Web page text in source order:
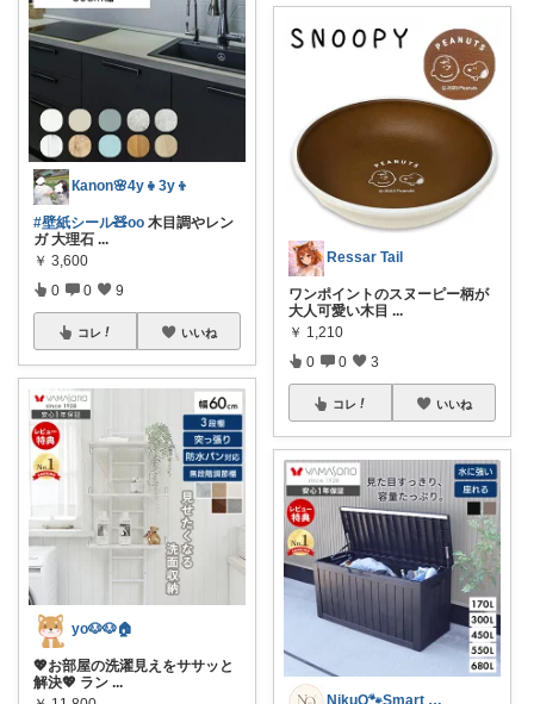
Кanon🌸4y👧3y👦
#壁紙シール🧸oo 木目調やレン
ガ 大理石 ...
￥ 3,600
0 0 9
コレ いいね
yo🐶🐶🏠
💖お部屋の洗濯見えをササッと
解決💖 ラン ...
Ressar Tail
ワンポイントのスヌーピー柄が
大人可愛い木目 ...
￥ 1,210
0 0 3
コレ いいね